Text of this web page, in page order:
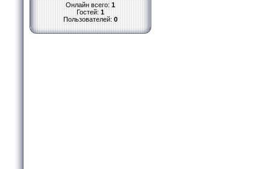
Онлайн всего: 1
Гостей: 1
Пользователей: 0